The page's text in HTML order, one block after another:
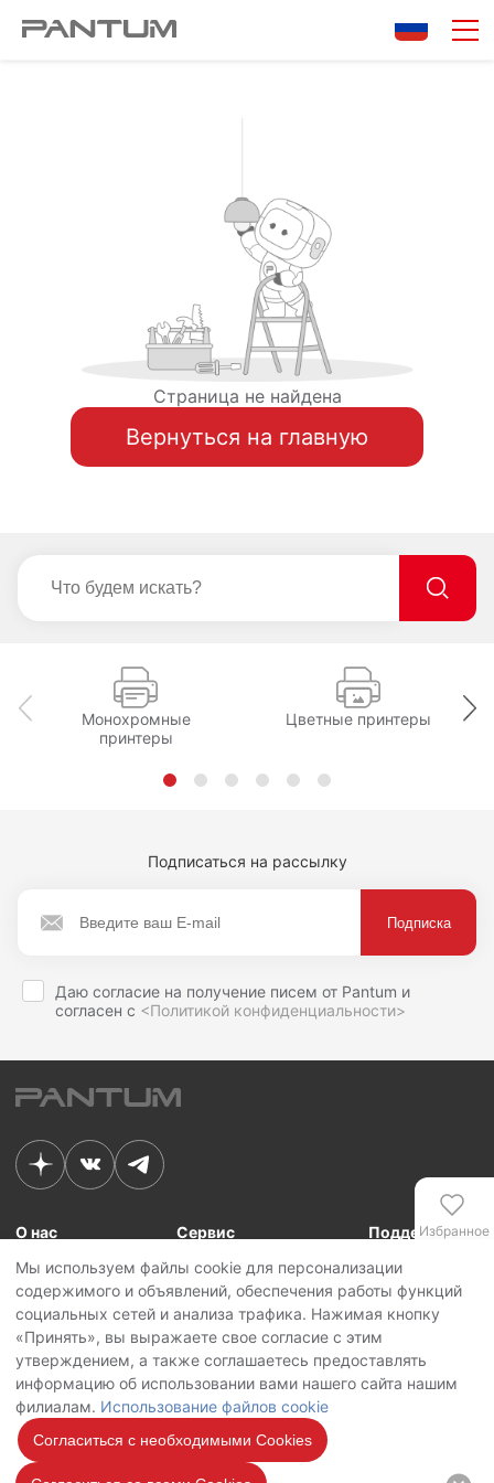
Страница не найдена
Вернуться на главную
Монохромные
принтеры
Цветные принтеры
Подписаться на рассылку
Даю согласие на получение писем от Pantum и
согласен с <Политикой конфиденциальности>
Мы используем файлы cookie для персонализации
содержимого и объявлений, обеспечения работы функций
социальных сетей и анализа трафика. Нажимая кнопку
«Принять», вы выражаете свое согласие с этим
утверждением, а также соглашаетесь предоставлять
информацию об использовании вами нашего сайта нашим
филиалам. Использование файлов cookie
Согласиться с необходимыми Cookies
Избранное
Сравнение
О нас
Связь с Pantum
Новости
Контакты
Сервис
Сервисные центры
Сервисная политика
Поддержка
Для сотрудников
Для партнеров
Личный кабинет
Copyright © 2026 Pantum International Limited. Все права защищены
Политика конфиденциальности
Политика обработки персональных данных
Использование файлов cookie